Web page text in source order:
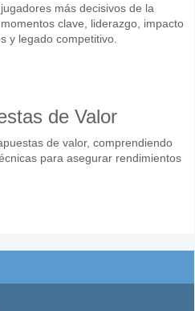
más decisivos de la
clave, liderazgo, impacto
y legado competitivo.
de Valor
de valor, comprendiendo
para asegurar rendimientos